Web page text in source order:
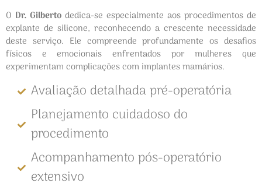
O Dr. Gilberto dedica-se especialmente aos procedimentos de
explante de silicone, reconhecendo a crescente necessidade
deste serviço. Ele compreende profundamente os desafios
físicos e emocionais enfrentados por mulheres que
experimentam complicações com implantes mamários.
Avaliação detalhada pré-operatória
Planejamento cuidadoso do
procedimento
Acompanhamento pós-operatório
extensivo